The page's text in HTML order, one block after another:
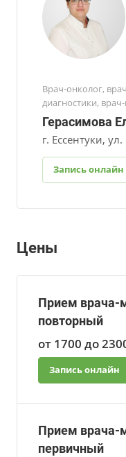
Врач-онколог,
диагностики,
Герасимова
г. Ессентуки,
Запись онлайн
Цены
Прием врача-
повторный
от 1700 до
Запись онлайн
Прием врача-
первичный